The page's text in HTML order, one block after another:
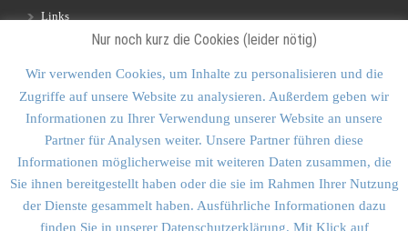
Links
KONTAKT & SITEMAP
Kontakt
Sitemap
Vulkankultour-BUFF®
Nur noch kurz die Cookies (leider nötig)
Wir verwenden Cookies, um Inhalte zu personalisieren und die
Zugriffe auf unsere Website zu analysieren. Außerdem geben wir
Informationen zu Ihrer Verwendung unserer Website an unsere
Partner für Analysen weiter. Unsere Partner führen diese
Informationen möglicherweise mit weiteren Daten zusammen, die
Sie ihnen bereitgestellt haben oder die sie im Rahmen Ihrer Nutzung
der Dienste gesammelt haben. Ausführliche Informationen dazu
finden Sie in unserer Datenschutzerklärung. Mit Klick auf